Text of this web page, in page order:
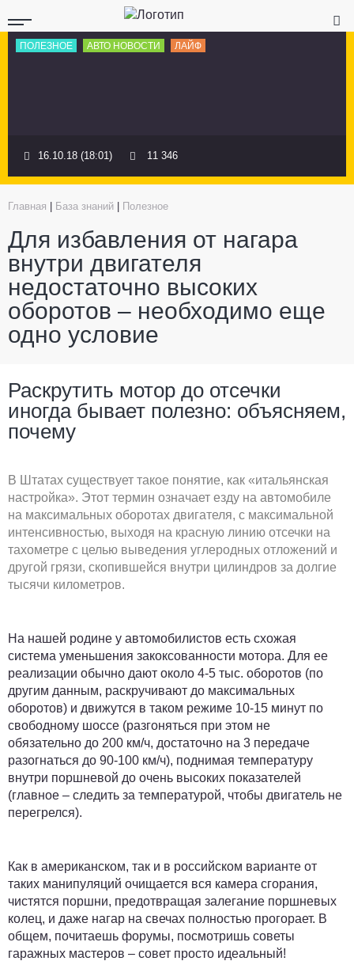
ПОЛЕЗНОЕ АВТО НОВОСТИ ЛАЙФ
16.10.18 (18:01) 11 346
Главная База знаний Полезное
Для избавления от нагара
внутри двигателя
недостаточно высоких
оборотов – необходимо еще
одно условие
Раскрутить мотор до отсечки
иногда бывает полезно: объясняем,
почему
В Штатах существует такое понятие, как «итальянская
настройка». Этот термин означает езду на автомобиле
на максимальных оборотах двигателя, с максимальной
интенсивностью, выходя на красную линию отсечки на
тахометре с целью выведения углеродных отложений и
другой грязи, скопившейся внутри цилиндров за долгие
тысячи километров.
На нашей родине у автомобилистов есть схожая
система уменьшения закоксованности мотора. Для ее
реализации обычно дают около 4-5 тыс. оборотов (по
другим данным, раскручивают до максимальных
оборотов) и движутся в таком режиме 10-15 минут по
свободному шоссе (разгоняться при этом не
обязательно до 200 км/ч, достаточно на 3 передаче
разогнаться до 90-100 км/ч), поднимая температуру
внутри поршневой до очень высоких показателей
(главное – следить за температурой, чтобы двигатель не
перегрелся).
Как в американском, так и в российском варианте от
таких манипуляций очищается вся камера сгорания,
чистятся поршни, предотвращая залегание поршневых
колец, и даже нагар на свечах полностью прогорает. В
общем, почитаешь форумы, посмотришь советы
гаражных мастеров – совет просто идеальный!